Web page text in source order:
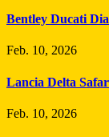
Bentley Ducati
Feb. 10, 2026
Lancia Delta
Feb. 10, 2026